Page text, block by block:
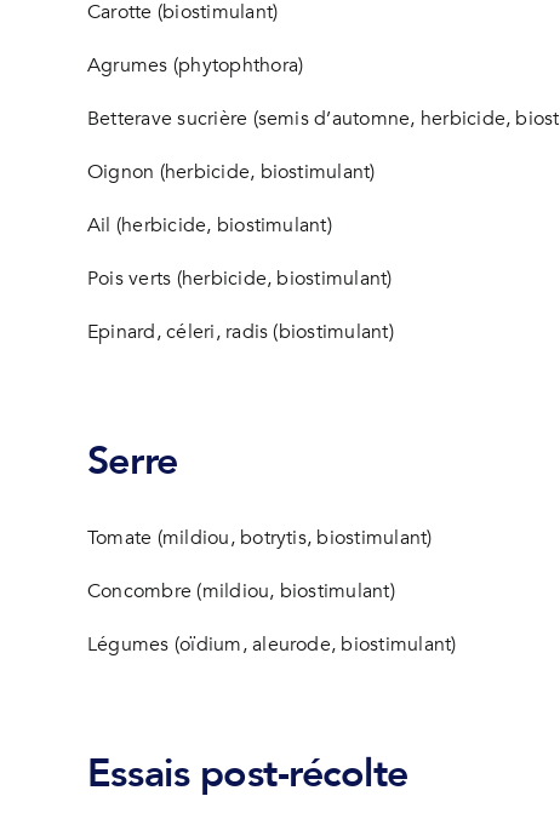
Carotte (biostimulant)
Agrumes (phytophthora)
Betterave sucrière (semis d’automne, herbicide,
Oignon (herbicide, biostimulant)
Ail (herbicide, biostimulant)
Pois verts (herbicide, biostimulant)
Epinard, céleri, radis (biostimulant)
Serre
Tomate (mildiou, botrytis, biostimulant)
Concombre (mildiou, biostimulant)
Légumes (oïdium, aleurode, biostimulant)
Essais post-récolte